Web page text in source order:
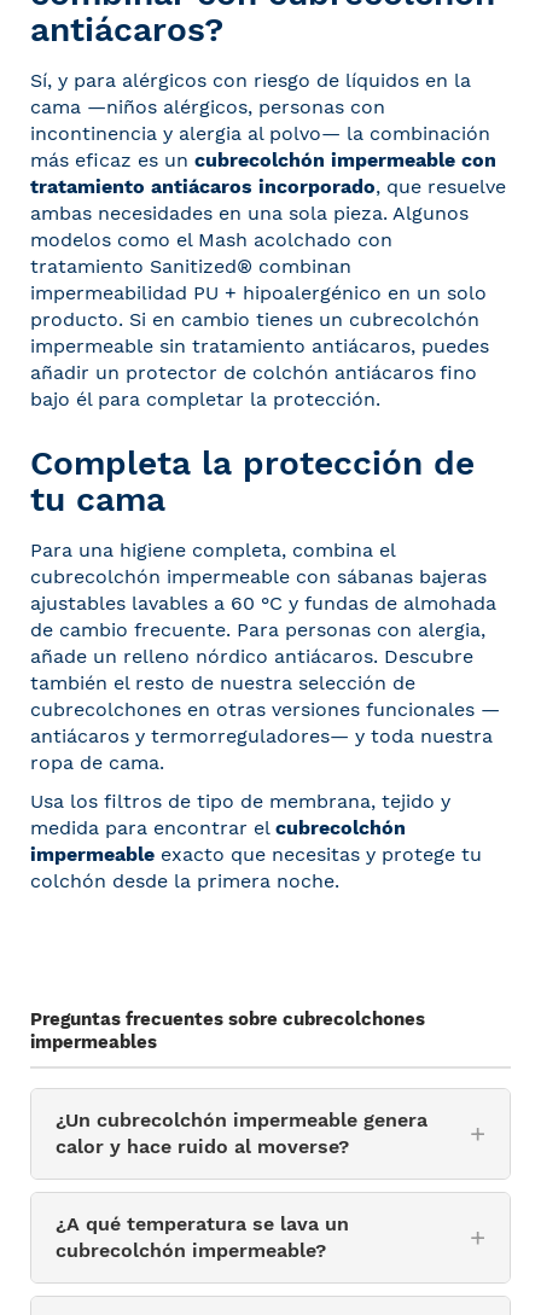
antiácaros?
Sí, y para alérgicos con riesgo de líquidos en la
cama —niños alérgicos, personas con
incontinencia y alergia al polvo— la combinación
más eficaz es un cubrecolchón impermeable con
tratamiento antiácaros incorporado, que resuelve
ambas necesidades en una sola pieza. Algunos
modelos como el Mash acolchado con
tratamiento Sanitized® combinan
impermeabilidad PU + hipoalergénico en un solo
producto. Si en cambio tienes un cubrecolchón
impermeable sin tratamiento antiácaros, puedes
añadir un protector de colchón antiácaros fino
bajo él para completar la protección.
Completa la protección de
tu cama
Para una higiene completa, combina el
cubrecolchón impermeable con sábanas bajeras
ajustables lavables a 60 °C y fundas de almohada
de cambio frecuente. Para personas con alergia,
añade un relleno nórdico antiácaros. Descubre
también el resto de nuestra selección de
cubrecolchones en otras versiones funcionales —
antiácaros y termorreguladores— y toda nuestra
ropa de cama.
Usa los filtros de tipo de membrana, tejido y
medida para encontrar el cubrecolchón
impermeable exacto que necesitas y protege tu
colchón desde la primera noche.
Preguntas frecuentes sobre cubrecolchones
impermeables
¿Un cubrecolchón impermeable genera
calor y hace ruido al moverse?
¿A qué temperatura se lava un
cubrecolchón impermeable?